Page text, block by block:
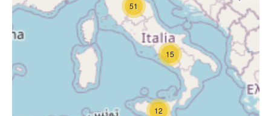
15
12
51